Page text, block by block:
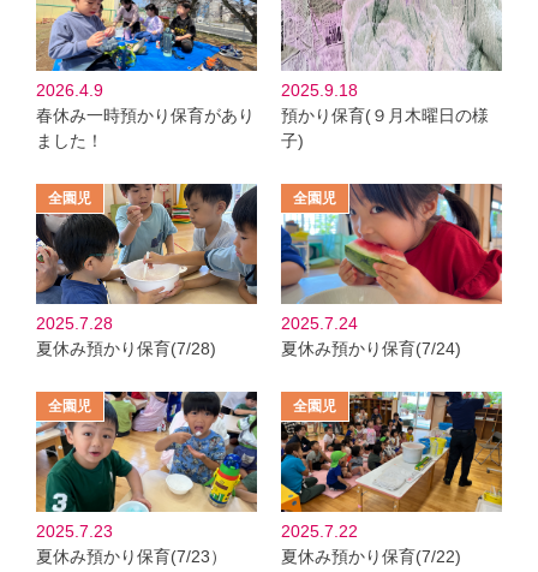
2026.4.9
春休み一時預かり保育があり
ました！
2025.9.18
預かり保育(９月木曜日の様
子)
2025.7.28
夏休み預かり保育(7/28)
2025.7.24
夏休み預かり保育(7/24)
2025.7.23
夏休み預かり保育(7/23）
2025.7.22
夏休み預かり保育(7/22)